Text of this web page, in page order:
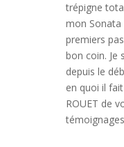
trépigne
mon Sonata
premiers
bon coin. Je
depuis le
en quoi il
ROUET de